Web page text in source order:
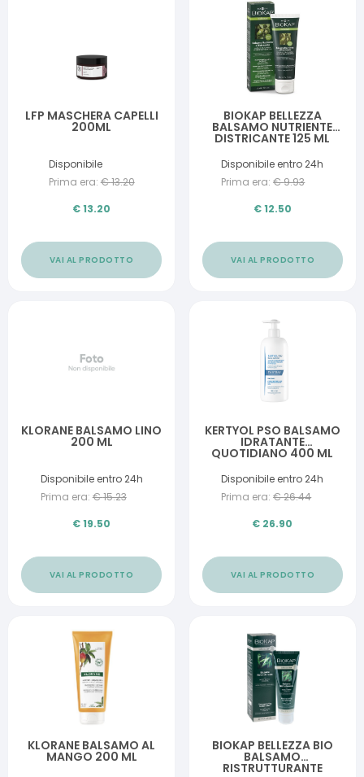
LFP MASCHERA CAPELLI
200ML
Disponibile
Prima era: €13.20
€13.20
VAI AL PRODOTTO
BIOKAP BELLEZZA
BALSAMO NUTRIENTE
DISTRICANTE 125 ML
Disponibile entro 24h
Prima era: €9.93
€12.50
VAI AL PRODOTTO
KLORANE BALSAMO LINO
200 ML
Disponibile entro 24h
Prima era: €15.23
€19.50
VAI AL PRODOTTO
KERTYOL PSO BALSAMO
IDRATANTE
QUOTIDIANO 400 ML
Disponibile entro 24h
Prima era: €26.44
€ 26.90
VAI AL PRODOTTO
KLORANE BALSAMO AL
MANGO 200 ML
BIOKAP BELLEZZA BIO
BALSAMO
RISTRUTTURANTE